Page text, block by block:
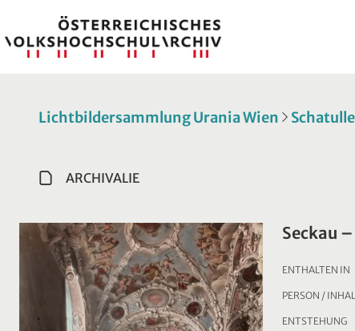
Lichtbildersammlung Urania Wien
ARCHIVALIE
Seckau
ENTHALTEN IN
PERSON /
ENTSTEHUNG